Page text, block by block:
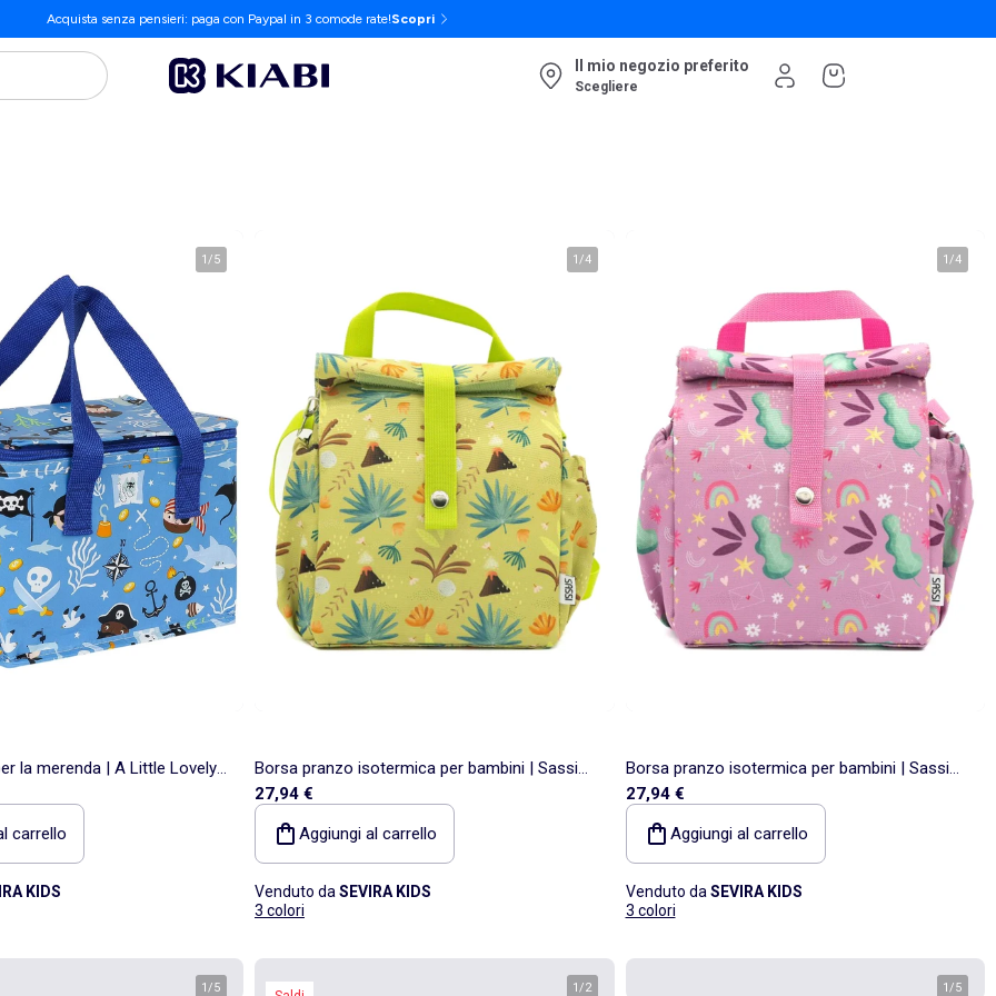
Acquista senza pensieri: paga con Paypal in 3 comode rate!Scopri
Il mio negozio preferito
Scegliere
1/5
la merenda | A Little Lovely
carrello
KIDS
1/4
Borsa pranzo isotermica per bambini | Sassi
Junior
27,94 €
Aggiungi al carrello
Venduto da SEVIRA KIDS
3 colori
1/4
Borsa pranzo isotermica per bambini | Sassi
Junior
27,94 €
Aggiungi al carrello
Venduto da SEVIRA KIDS
3 colori
1/5 1/2 1/5